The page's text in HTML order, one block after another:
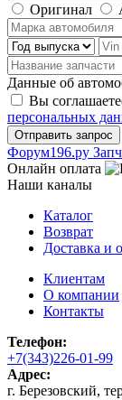
Оригинал
Данные об
Вы
персональных
Фoрум196.ру
Онлайн оплата
Наши каналы
Каталог
Возврат
Доставка и
Клиентам
О компании
Контакты
Телефон:
+7(343)226-01-99
Адрес:
г. Березовский,